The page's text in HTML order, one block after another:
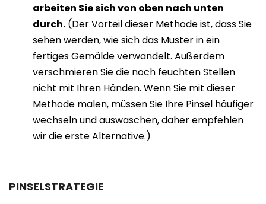
arbeiten Sie sich von oben nach unten
durch. (Der Vorteil dieser Methode ist, dass Sie
sehen werden, wie sich das Muster in ein
fertiges Gemälde verwandelt. Außerdem
verschmieren Sie die noch feuchten Stellen
nicht mit Ihren Händen. Wenn Sie mit dieser
Methode malen, müssen Sie Ihre Pinsel häufiger
wechseln und auswaschen, daher empfehlen
wir die erste Alternative.)
PINSELSTRATEGIE